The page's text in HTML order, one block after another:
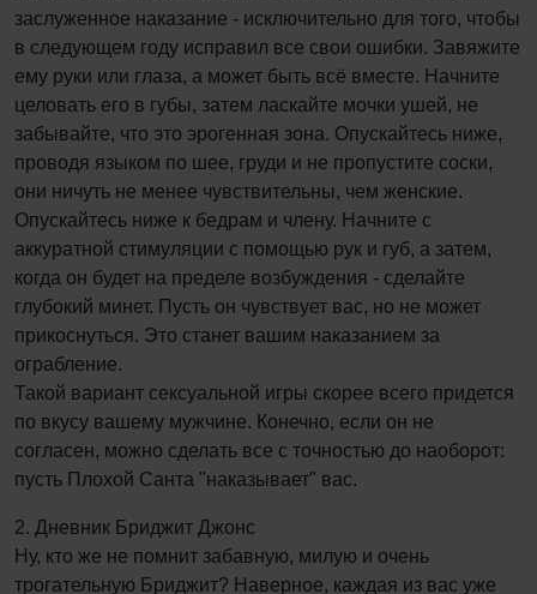
заслуженное наказание - исключительно для того, чтобы
в следующем году исправил все свои ошибки. Завяжите
ему руки или глаза, а может быть всё вместе. Начните
целовать его в губы, затем ласкайте мочки ушей, не
забывайте, что это эрогенная зона. Опускайтесь ниже,
проводя языком по шее, груди и не пропустите соски,
они ничуть не менее чувствительны, чем женские.
Опускайтесь ниже к бедрам и члену. Начните с
аккуратной стимуляции с помощью рук и губ, а затем,
когда он будет на пределе возбуждения - сделайте
глубокий минет. Пусть он чувствует вас, но не может
прикоснуться. Это станет вашим наказанием за
ограбление.
Такой вариант сексуальной игры скорее всего придется
по вкусу вашему мужчине. Конечно, если он не
согласен, можно сделать все с точностью до наоборот:
пусть Плохой Санта "наказывает" вас.
2. Дневник Бриджит Джонс
Ну, кто же не помнит забавную, милую и очень
трогательную Бриджит? Наверное, каждая из вас уже